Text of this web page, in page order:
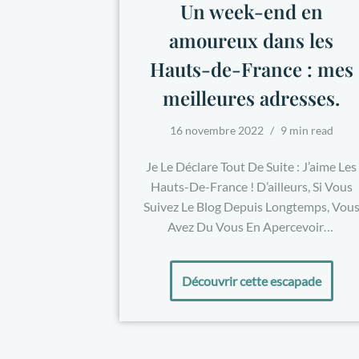
Un week-end en
amoureux dans les
Hauts-de-France : mes
meilleures adresses.
16 novembre 2022 9 min read
Je Le Déclare Tout De Suite : J’aime Les
Hauts-De-France ! D’ailleurs, Si Vous
Suivez Le Blog Depuis Longtemps, Vous
Avez Du Vous En Apercevoir…
Découvrir cette escapade